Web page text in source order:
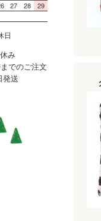
27 28
29
日
み
でのご注文
発送